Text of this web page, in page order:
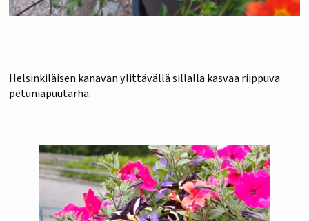
Helsinkiläisen kanavan ylittävällä sillalla kasvaa riippuva
petuniapuutarha: